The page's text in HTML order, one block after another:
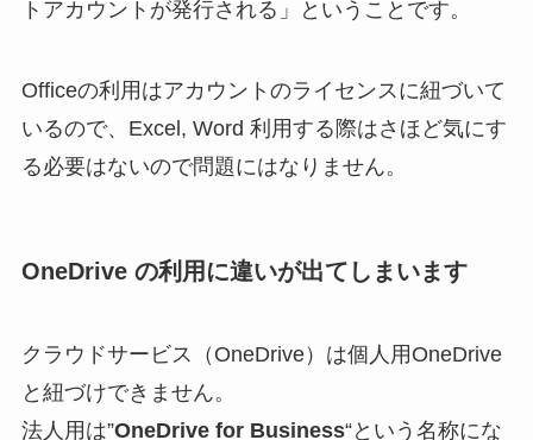
トアカウントが発行される」ということです。
Officeの利用はアカウントのライセンスに紐づいて
いるので、Excel, Word 利用する際はさほど気にす
る必要はないので問題にはなりません。
OneDrive の利用に違いが出てしまいます
クラウドサービス（OneDrive）は個人用OneDrive
と紐づけできません。
法人用は”OneDrive for Business“という名称にな